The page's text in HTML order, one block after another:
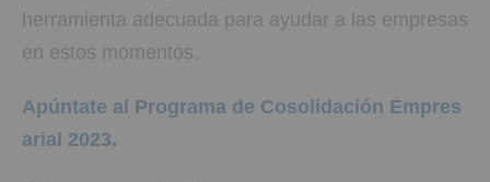
herramienta adecuada para ayudar a las empresas
en estos momentos.
Apúntate al Programa de Cosolidación Empres
arial 2023.